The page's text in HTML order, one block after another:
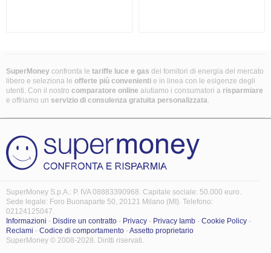
SuperMoney confronta le tariffe luce e gas dei fornitori di energia del mercato
libero e seleziona le offerte più convenienti e in linea con le esigenze degli
utenti. Con il nostro comparatore online aiutiamo i consumatori a risparmiare
e offriamo un servizio di consulenza gratuita personalizzata.
SuperMoney S.p.A.: P. IVA 08883390968. Capitale sociale: 50.000 euro.
Sede legale: Foro Buonaparte 50, 20121 Milano (MI). Telefono:
02124125047.
Informazioni - Disdire un contratto - Privacy - Privacy Iamb - Cookie Policy -
Reclami - Codice di comportamento -Assetto proprietario
SuperMoney © 2008-2028. Diritti riservati.